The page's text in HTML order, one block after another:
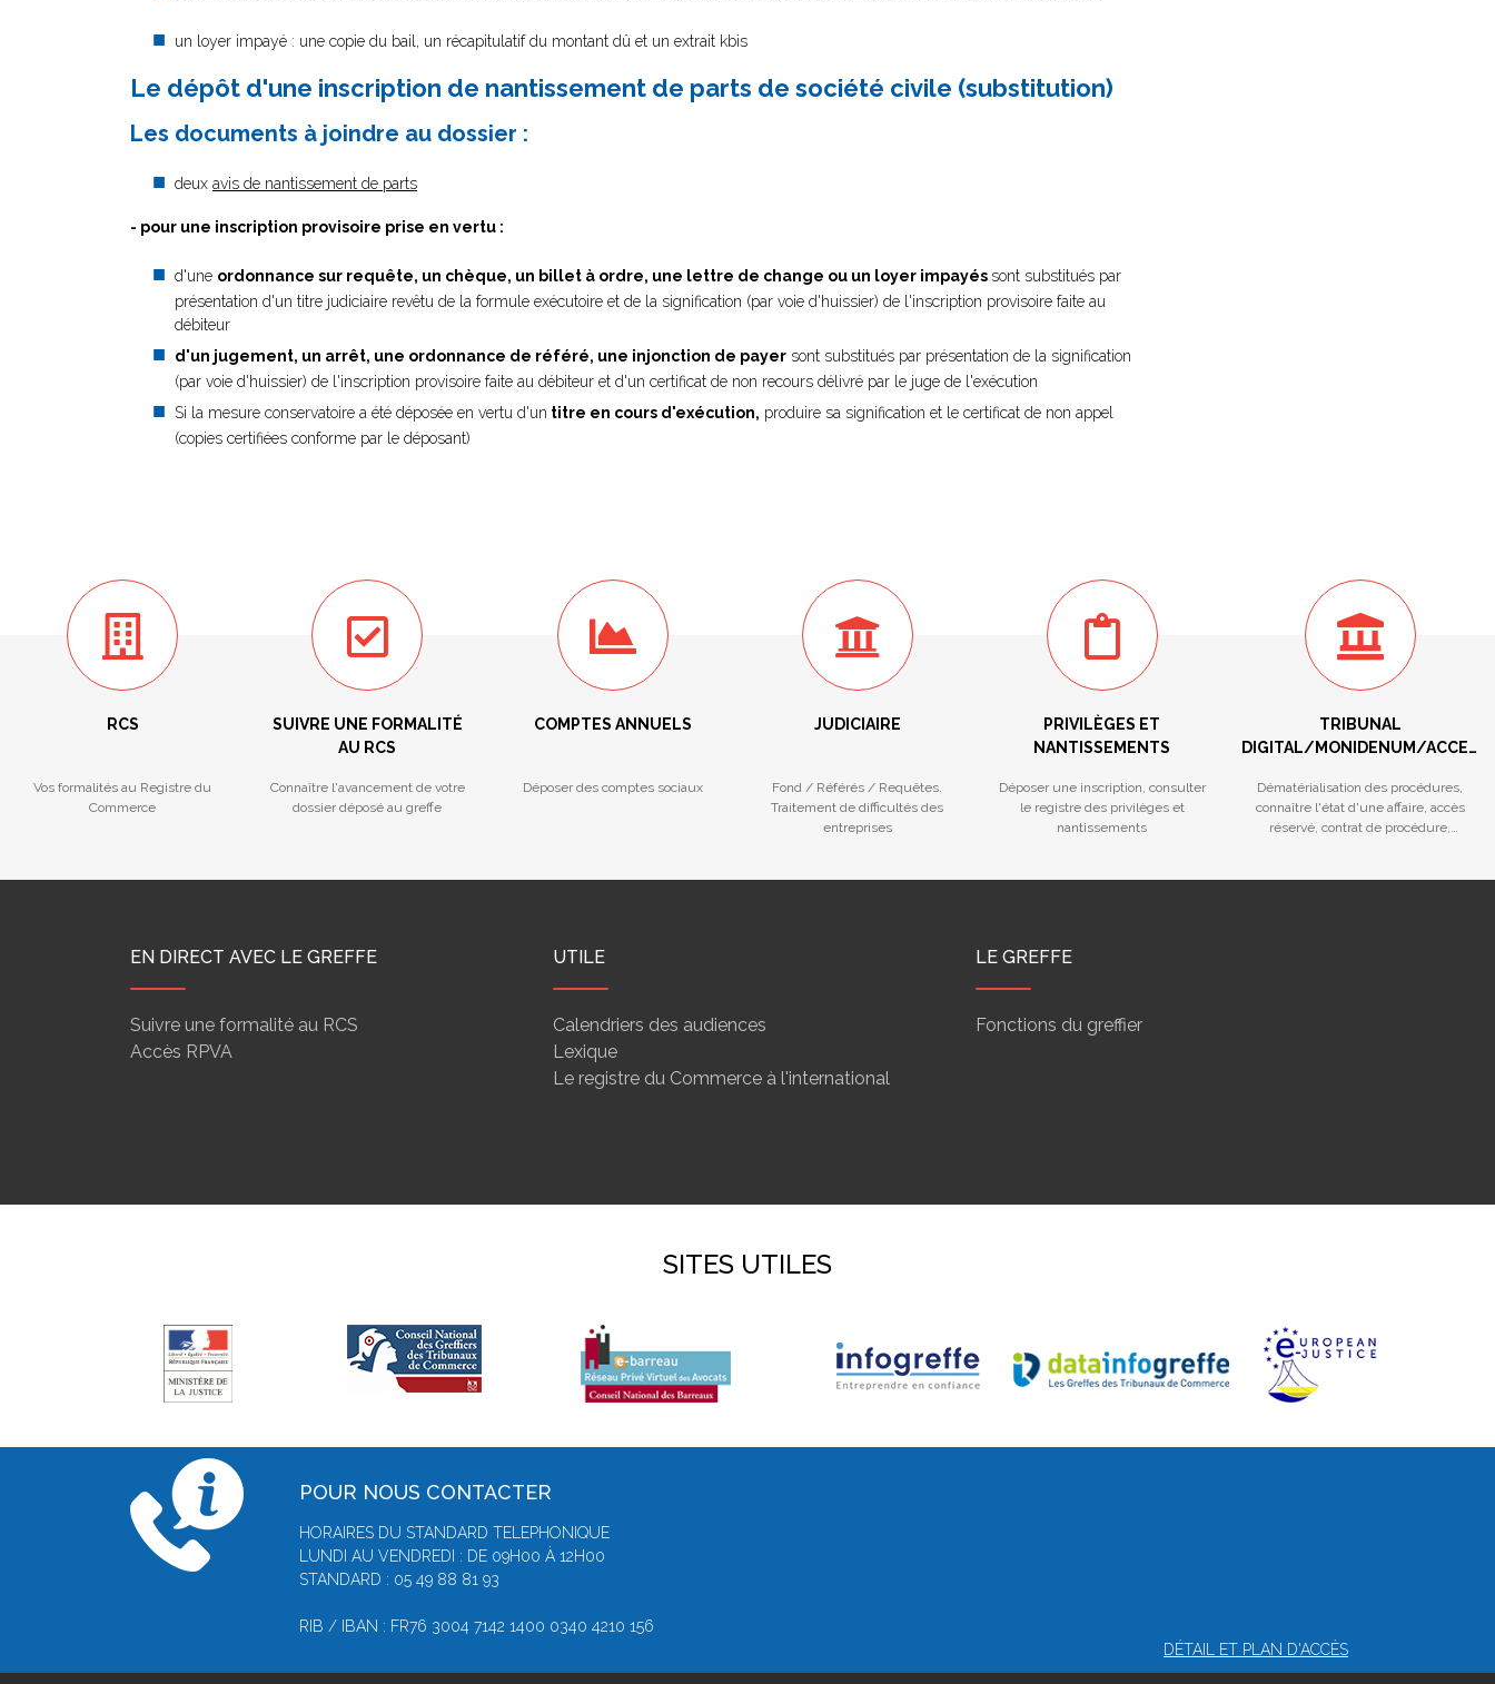
un loyer impayé : une copie du bail, un récapitulatif du montant dû et un extrait kbis
Le dépôt d'une inscription de nantissement de parts de société civile (substitution)
Les documents à joindre au dossier :
deux avis de nantissement de parts
- pour une inscription provisoire prise en vertu :
d'une ordonnance sur requête, un chèque, un billet à ordre, une lettre de change ou un loyer impayéssont substitués par
présentation d'un titre judiciaire revêtu de la formule exécutoire et de la signification (par voie d'huissier) de l'inscription provisoire faite au
débiteur
d'un jugement, un arrêt, une ordonnance de référé, une injonction de payer sont substitués par présentation de la signification
(par voie d'huissier) de l'inscription provisoire faite au débiteur et d'un certificat de non recours délivré par le juge de l'exécution
Si la mesure conservatoire a été déposée en vertu d'un titre en cours d'exécution, produire sa signification et le certificat de non appel
(copies certifiées conforme par le déposant)
RCS
Vos formalités au Registre du
Commerce
SUIVRE UNE FORMALITÉ
AU RCS
Connaître l'avancement de votre
dossier déposé au greffe
COMPTES ANNUELS
Déposer des comptes sociaux
JUDICIAIRE
Fond / Référés / Requêtes.
Traitement de difficultés des
entreprises
PRIVILÈGES ET
NANTISSEMENTS
Déposer une inscription, consulter
le registre des privilèges et
nantissements
TRIBUNAL
DIGITAL/MONIDENUM/ACCES
Dématérialisation des procédures,
connaître l'état d'une affaire, accès
réservé, contrat de procédure,
EN DIRECT AVEC LE GREFFE
Suivre une formalité au RCS
Accès RPVA
UTILE
Calendriers des audiences
Lexique
Le registre du Commerce à l'international
LE GREFFE
Fonctions du greffier
SITES UTILES
POUR NOUS CONTACTER
HORAIRES DU STANDARD TELEPHONIQUE
LUNDI AU VENDREDI : DE 09H00 À 12H00
STANDARD : 05 49 88 81 93
RIB / IBAN : FR76 3004 7142 1400 0340 4210 156
DÉTAIL ET PLAN D'ACCÈS